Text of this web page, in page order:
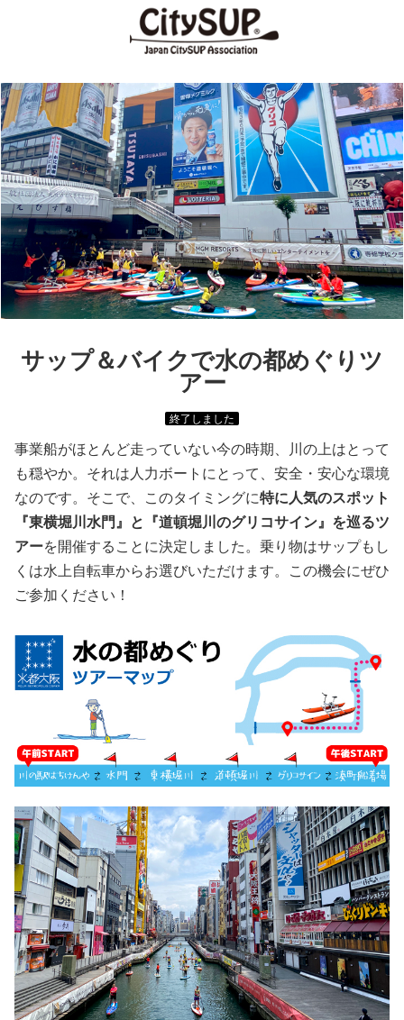
サップ＆バイクで水の都めぐりツ
アー
終了しました
事業船がほとんど走っていない今の時期、川の上はとって
も穏やか。それは人力ボートにとって、安全・安心な環境
なのです。そこで、このタイミングに特に人気のスポット
『東横堀川水門』と『道頓堀川のグリコサイン』を巡るツ
アーを開催することに決定しました。乗り物はサップもし
くは水上自転車からお選びいただけます。この機会にぜひ
ご参加ください！